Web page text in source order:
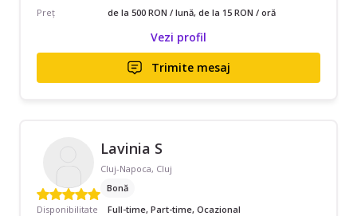
Preț
de la 500 RON / lună, de la 15 RON / oră
Vezi profil
Trimite mesaj
Lavinia S
Cluj-Napoca, Cluj
Bonă
Disponibilitate
Full-time, Part-time, Ocazional